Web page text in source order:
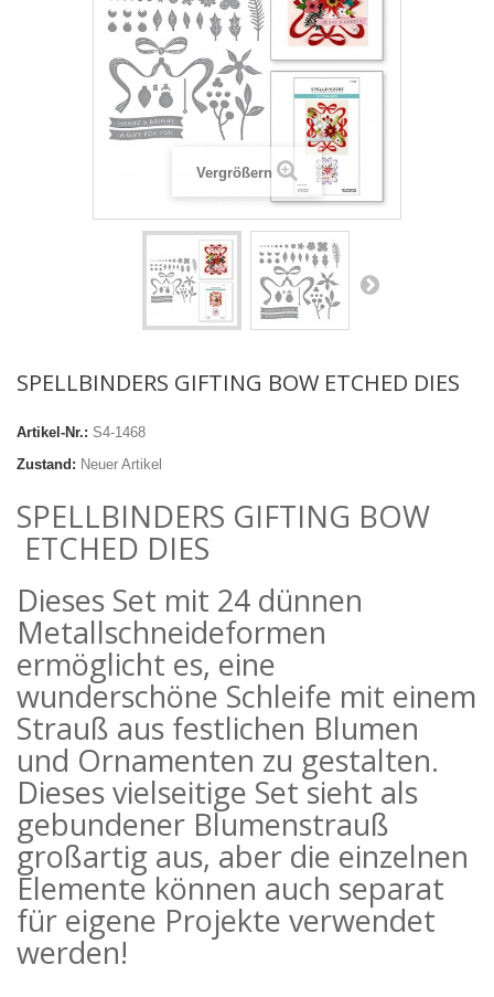
Vergrößern
SPELLBINDERS GIFTING BOW ETCHED DIES
Artikel-Nr.: S4-1468
Zustand: Neuer Artikel
SPELLBINDERS GIFTING BOW
ETCHED DIES
Dieses Set mit 24 dünnen
Metallschneideformen
ermöglicht es, eine
wunderschöne Schleife mit einem
Strauß aus festlichen Blumen
und Ornamenten zu gestalten.
Dieses vielseitige Set sieht als
gebundener Blumenstrauß
großartig aus, aber die einzelnen
Elemente können auch separat
für eigene Projekte verwendet
werden!